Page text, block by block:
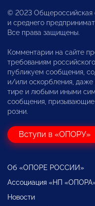
© 2023 Общероссийская
и среднего
Все права защищены.
Комментарии на сайте
требованиям
публикуем сообщения,
и/или оскорбления, даже
тире и любыми иными
сообщения,
розни.
Вступи в «ОПОРУ»
Об «ОПОРЕ РОССИИ»
Ассоциация «НП
Новости